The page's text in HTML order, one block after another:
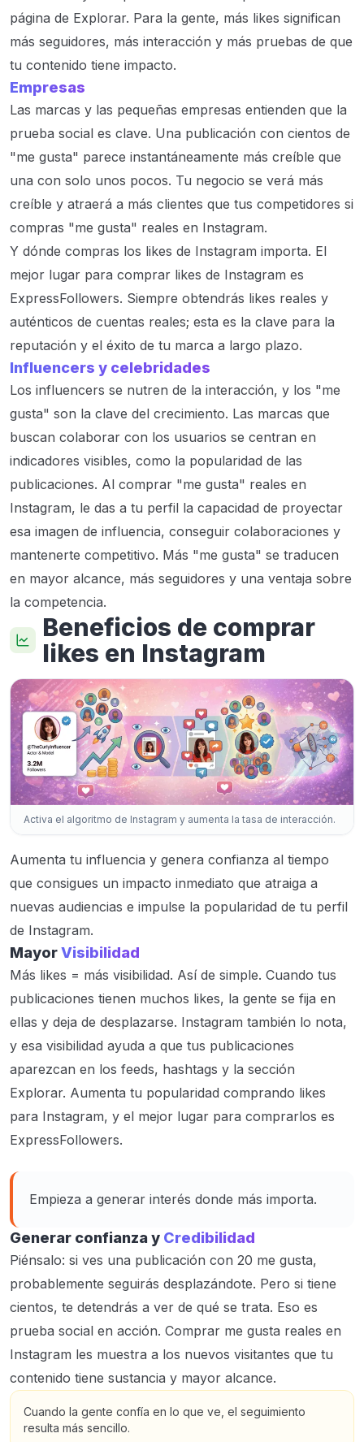
página de Explorar. Para la gente, más likes significan
más seguidores, más interacción y más pruebas de que
tu contenido tiene impacto.
Empresas
Las marcas y las pequeñas empresas entienden que la
prueba social es clave. Una publicación con cientos de
"me gusta" parece instantáneamente más creíble que
una con solo unos pocos. Tu negocio se verá más
creíble y atraerá a más clientes que tus competidores si
compras "me gusta" reales en Instagram.
Y dónde compras los likes de Instagram importa. El
mejor lugar para comprar likes de Instagram es
ExpressFollowers. Siempre obtendrás likes reales y
auténticos de cuentas reales; esta es la clave para la
reputación y el éxito de tu marca a largo plazo.
Influencers y celebridades
Los influencers se nutren de la interacción, y los "me
gusta" son la clave del crecimiento. Las marcas que
buscan colaborar con los usuarios se centran en
indicadores visibles, como la popularidad de las
publicaciones. Al comprar "me gusta" reales en
Instagram, le das a tu perfil la capacidad de proyectar
esa imagen de influencia, conseguir colaboraciones y
mantenerte competitivo. Más "me gusta" se traducen
en mayor alcance, más seguidores y una ventaja sobre
la competencia.
Beneficios de comprar
likes en Instagram
Activa el algoritmo de Instagram y aumenta la tasa de interacción.
Aumenta tu influencia y genera confianza al tiempo
que consigues un impacto inmediato que atraiga a
nuevas audiencias e impulse la popularidad de tu perfil
de Instagram.
MayorVisibilidad
Más likes = más visibilidad. Así de simple. Cuando tus
publicaciones tienen muchos likes, la gente se fija en
ellas y deja de desplazarse. Instagram también lo nota,
y esa visibilidad ayuda a que tus publicaciones
aparezcan en los feeds, hashtags y la sección
Explorar. Aumenta tu popularidad comprando likes
para Instagram, y el mejor lugar para comprarlos es
ExpressFollowers.
Empieza a generar interés donde más importa.
Generar confianza y Credibilidad
Piénsalo: si ves una publicación con 20 me gusta,
probablemente seguirás desplazándote. Pero si tiene
cientos, te detendrás a ver de qué se trata. Eso es
prueba social en acción. Comprar me gusta reales en
Instagram les muestra a los nuevos visitantes que tu
contenido tiene sustancia y mayor alcance.
Cuando la gente confía en lo que ve, el seguimiento
resulta más sencillo.